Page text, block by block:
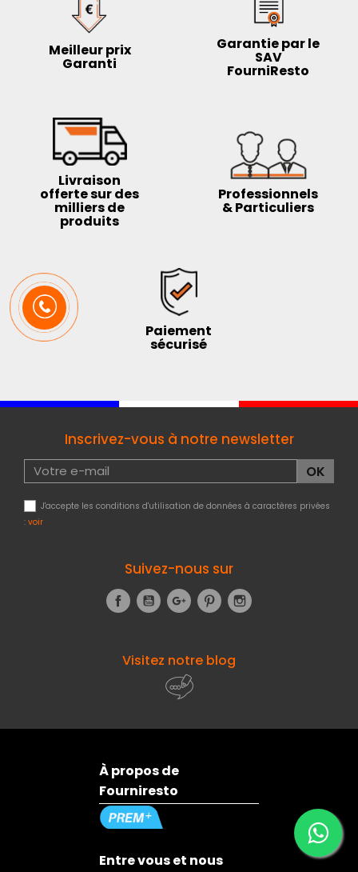
Meilleur prix
Garanti
Garantie par le
SAV
FourniResto
Livraison
offerte sur des
milliers de
produits
Professionnels
& Particuliers
Paiement
sécurisé
Inscrivez-vous à notre newsletter
J'accepte les conditions d'utilisation de données à caractères privées
: voir
Suivez-nous sur
FacebookYouTubeGoogle+Pinterest
Visitez notre blog
À propos de
Fourniresto
Entre vous et nous